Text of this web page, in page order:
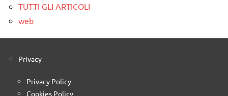
TUTTI GLI ARTICOLI
web
Privacy
Privacy Policy
Cookies Policy